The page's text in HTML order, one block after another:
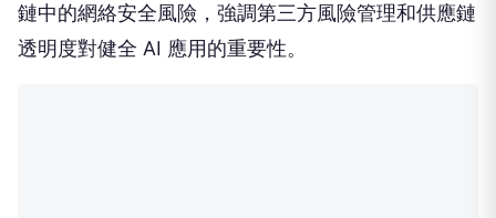
鏈中的網絡安全風險，強調第三方風險管理和供應鏈
透明度對健全 AI 應用的重要性。